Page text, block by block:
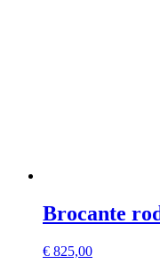
Brocante
€ 825,00